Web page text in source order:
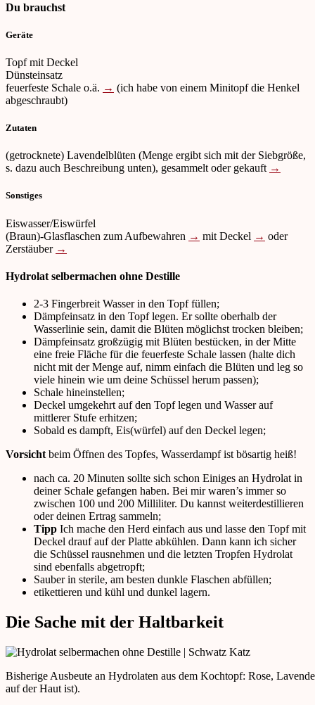
Du brauchst
Geräte
Topf mit Deckel
Dünsteinsatz
feuerfeste Schale o.ä. → (ich habe von einem Minitopf die Henkel
abgeschraubt)
Zutaten
(getrocknete) Lavendelblüten (Menge ergibt sich mit der Siebgröße,
s. dazu auch Beschreibung unten), gesammelt oder gekauft →
Sonstiges
Eiswasser/Eiswürfel
(Braun)-Glasflaschen zum Aufbewahren → mit Deckel → oder
Zerstäuber →
Hydrolat selbermachen ohne Destille
2-3 Fingerbreit Wasser in den Topf füllen;
Dämpfeinsatz in den Topf legen. Er sollte oberhalb der
Wasserlinie sein, damit die Blüten möglichst trocken bleiben;
Dämpfeinsatz großzügig mit Blüten bestücken, in der Mitte
eine freie Fläche für die feuerfeste Schale lassen (halte dich
nicht mit der Menge auf, nimm einfach die Blüten und leg so
viele hinein wie um deine Schüssel herum passen);
Schale hineinstellen;
Deckel umgekehrt auf den Topf legen und Wasser auf
mittlerer Stufe erhitzen;
Sobald es dampft, Eis(würfel) auf den Deckel legen;
Vorsicht beim Öffnen des Topfes, Wasserdampf ist bösartig heiß!
nach ca. 20 Minuten sollte sich schon Einiges an Hydrolat in
deiner Schale gefangen haben. Bei mir waren’s immer so
zwischen 100 und 200 Milliliter. Du kannst weiterdestillieren
oder deinen Ertrag sammeln;
Tipp Ich mache den Herd einfach aus und lasse den Topf mit
Deckel drauf auf der Platte abkühlen. Dann kann ich sicher
die Schüssel rausnehmen und die letzten Tropfen Hydrolat
sind ebenfalls abgetropft;
Sauber in sterile, am besten dunkle Flaschen abfüllen;
etikettieren und kühl und dunkel lagern.
Die Sache mit der Haltbarkeit
Bisherige Ausbeute an Hydrolaten aus dem Kochtopf: Rose,
auf der Haut ist).